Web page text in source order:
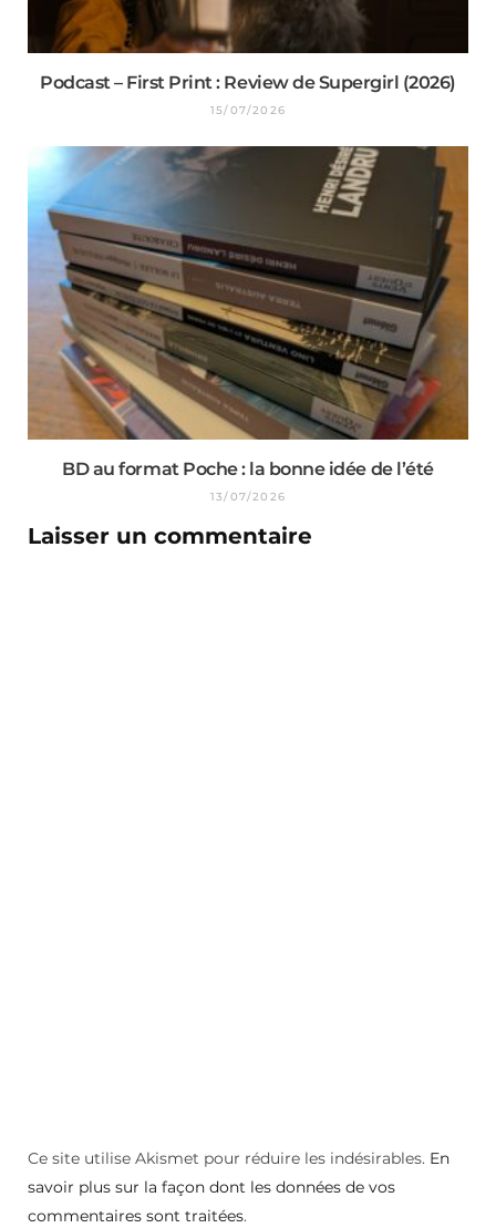
Podcast – First Print : Review de Supergirl (2026)
15/07/2026
BD au format Poche : la bonne idée de l’été
13/07/2026
Laisser un commentaire
Ce site utilise Akismet pour réduire les indésirables. En
savoir plus sur la façon dont les données de vos
commentaires sont traitées.